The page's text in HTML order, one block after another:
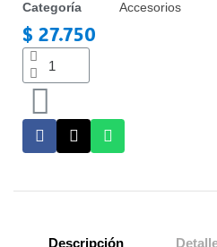
Categoría
Accesorios
$ 27.750
Descripción